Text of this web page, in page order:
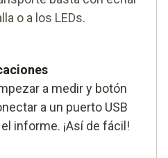
o a los LEDs.
a medir y botón
a un puerto USB
informe. ¡Así de fácil!